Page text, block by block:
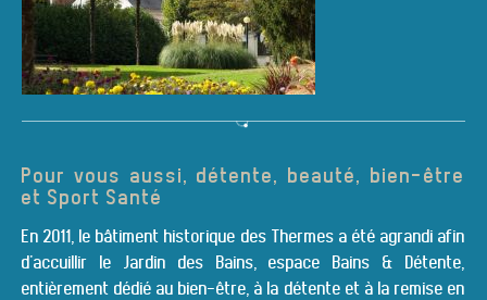
Pour vous aussi, détente, beauté, bien-être
et Sport Santé
En 2011, le bâtiment historique des Thermes a été agrandi afin
d'accuillir le Jardin des Bains, espace Bains & Détente,
entièrement dédié au bien-être, à la détente et à la remise en